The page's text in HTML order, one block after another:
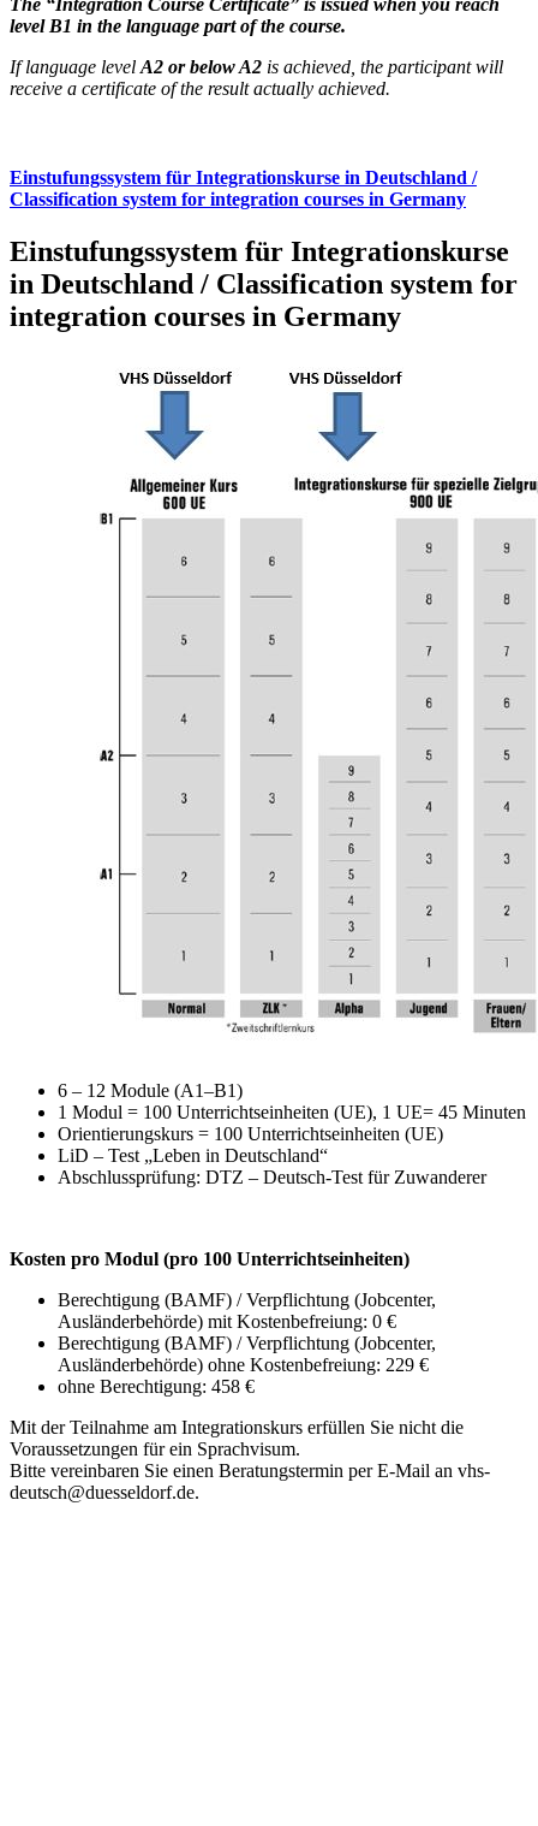
The “Integration Course Certificate” is issued when you reach
level B1 in the language part of the course.
If language level A2 or below A2 is achieved, the participant will
receive a certificate of the result actually achieved.
Einstufungssystem für Integrationskurse in Deutschland /
Classification system for integration courses in Germany
Einstufungssystem für Integrationskurse
in Deutschland / Classification system for
integration courses in Germany
6 – 12 Module (A1–B1)
1 Modul = 100 Unterrichtseinheiten (UE), 1 UE= 45 Minuten
Orientierungskurs = 100 Unterrichtseinheiten (UE)
LiD – Test „Leben in Deutschland“
Abschlussprüfung: DTZ – Deutsch-Test für Zuwanderer
Kosten pro Modul (pro 100 Unterrichtseinheiten)
Berechtigung (BAMF) / Verpflichtung (Jobcenter,
Ausländerbehörde) mit Kostenbefreiung: 0 €
Berechtigung (BAMF) / Verpflichtung (Jobcenter,
Ausländerbehörde) ohne Kostenbefreiung: 229 €
ohne Berechtigung: 458 €
Mit der Teilnahme am Integrationskurs erfüllen Sie nicht die
Voraussetzungen für ein Sprachvisum.
Bitte vereinbaren Sie einen Beratungstermin per E-Mail an vhs-
deutsch@duesseldorf.de.